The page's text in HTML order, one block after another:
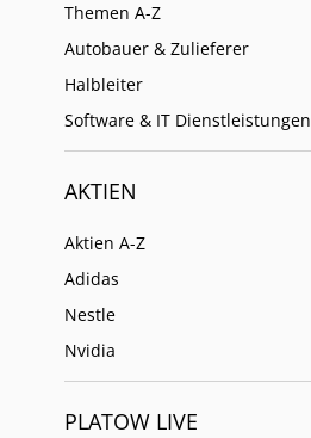
Themen A-Z
Autobauer & Zulieferer
Halbleiter
Software & IT Dienstleistungen
AKTIEN
Aktien A-Z
Adidas
Nestle
Nvidia
PLATOW LIVE